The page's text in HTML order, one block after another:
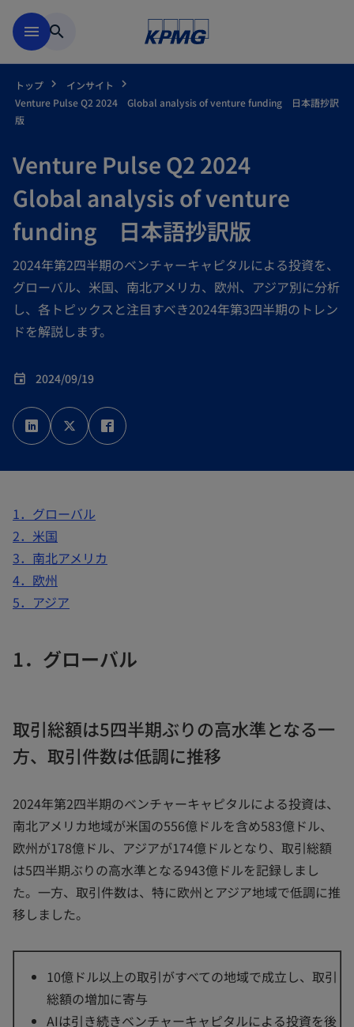
menu search
トップ
インサイト
Venture Pulse Q2 2024 Global analysis of venture funding 日本語抄訳
版
Venture Pulse Q2 2024
Global analysis of venture
funding 日本語抄訳版
2024年第2四半期のベンチャーキャピタルによる投資を、
グローバル、米国、南北アメリカ、欧州、アジア別に分析
し、各トピックスと注目すべき2024年第3四半期のトレン
ドを解説します。
event 2024/09/19
新
し
い
タ
新
し
い
タ
し
い
1．グローバル
2．米国
3．南北アメリカ
4．欧州
5．アジア
1．グローバル
取引総額は5四半期ぶりの高水準となる一
方、取引件数は低調に推移
2024年第2四半期のベンチャーキャピタルによる投資は、
南北アメリカ地域が米国の556億ドルを含め583億ドル、
欧州が178億ドル、アジアが174億ドルとなり、取引総額
は5四半期ぶりの高水準となる943億ドルを記録しまし
た。一方、取引件数は、特に欧州とアジア地域で低調に推
移しました。
10億ドル以上の取引がすべての地域で成立し、取引
総額の増加に寄与
AIは引き続きベンチャーキャピタルによる投資を後